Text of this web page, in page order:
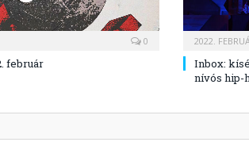
0
február
2022.
Inbox:
nívós hip-